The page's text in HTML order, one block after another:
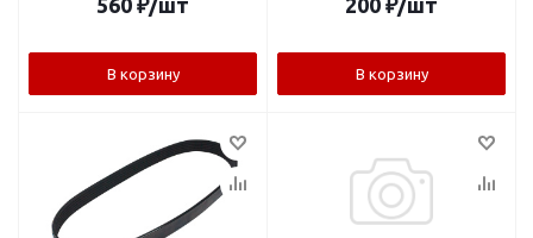
560 ₽/шт
В корзину
200 ₽/шт
В корзину